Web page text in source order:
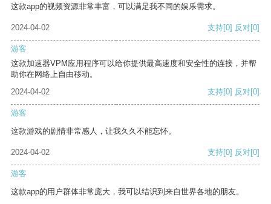
这款app的视频资源非常丰富，可以满足我不同的娱乐需求。
2024-04-02 支持[0] 反对[0]
游客
这款加速器VPM应用程序可以给你提供最高速度和安全性的连接，并帮
助你在网络上自由移动。
2024-04-02
支持[0] 反对[0]
游客
这款游戏的剧情非常感人，让我久久不能忘怀。
2024-04-02 支持[0] 反对[0]
游客
这款app的用户群体非常庞大，我可以结识到来自世界各地的朋友。